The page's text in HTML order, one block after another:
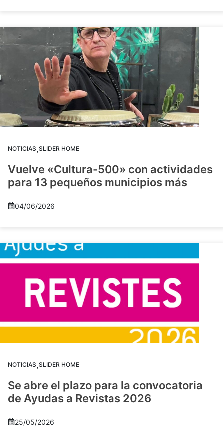
NOTICIAS,SLIDER HOME
Vuelve «Cultura-500» con actividades
para 13 pequeños municipios más
04/06/2026
NOTICIAS,SLIDER HOME
Se abre el plazo para la convocatoria
de Ayudas a Revistas 2026
25/05/2026